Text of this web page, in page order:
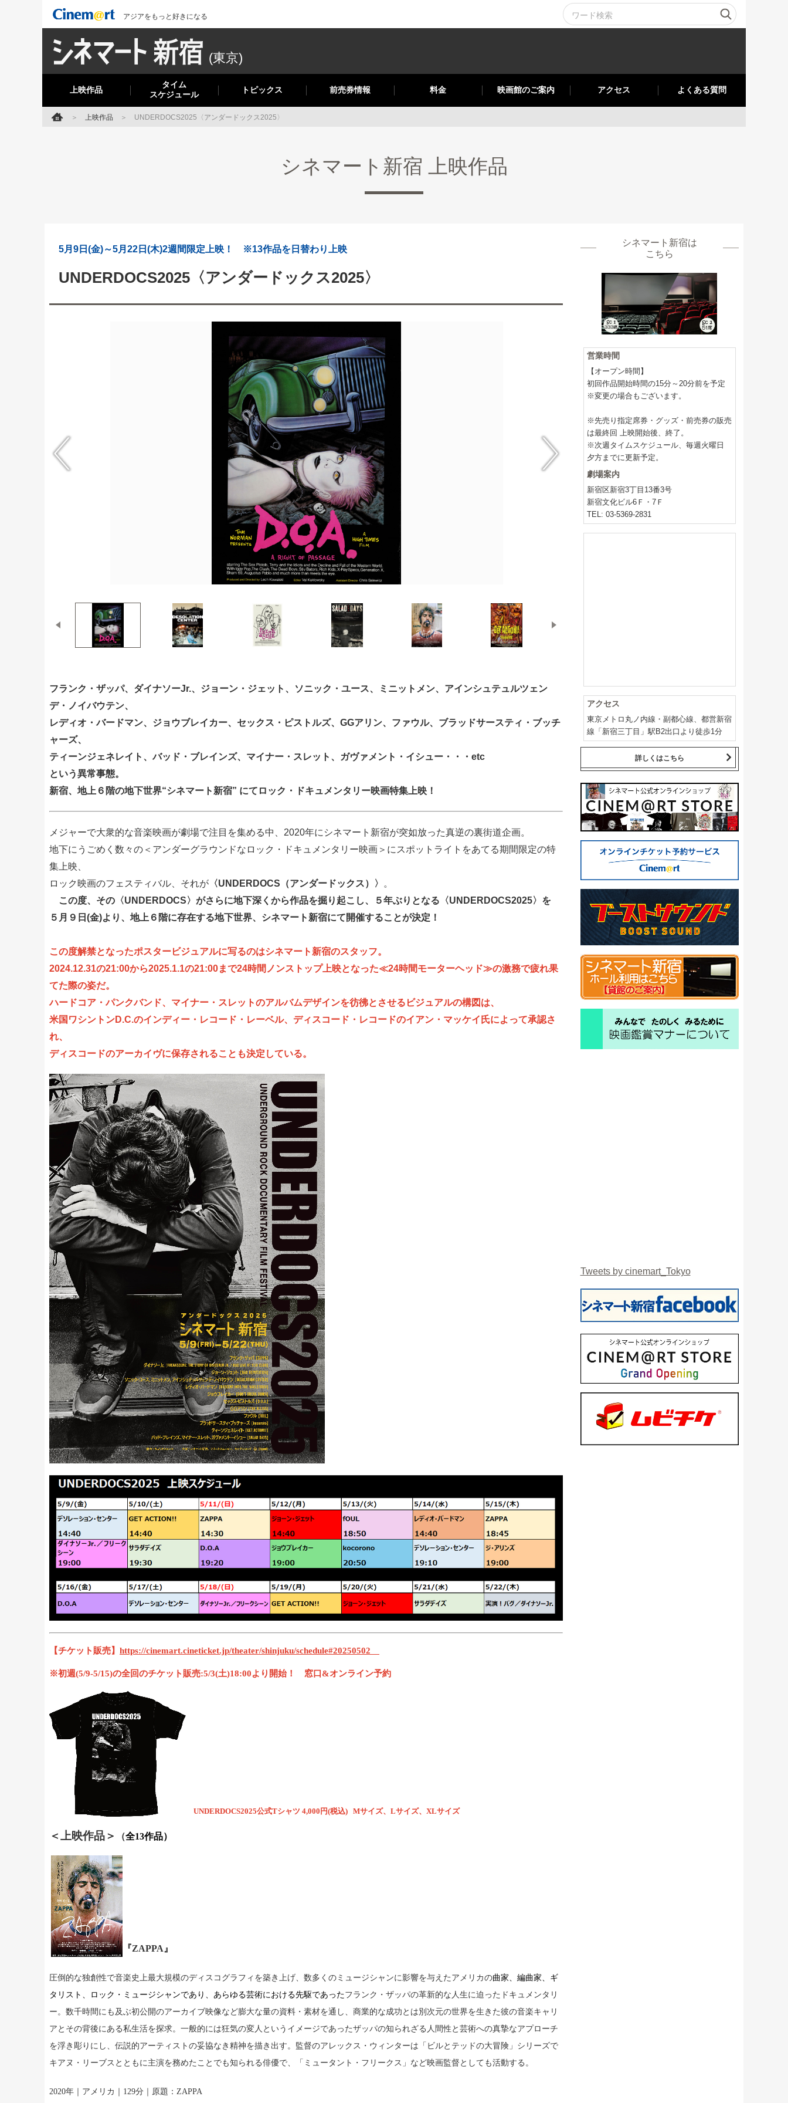
アジアをもっと好きになる
(東京)
上映作品
タイム
スケジュール
トピックス 前売券情報 料金 映画館のご案内 アクセス よくある質問
上映作品 UNDERDOCS2025〈アンダードックス2025〉
シネマート新宿 上映作品
5月9日(金)～5月22日(木)2週間限定上映！ ※13作品を日替わり上映
UNDERDOCS2025〈アンダードックス2025〉
フランク・ザッパ、ダイナソーJr.、ジョーン・ジェット、ソニック・ユース、ミニットメン、アインシュテュルツェン
デ・ノイバウテン、
レディオ・バードマン、ジョウブレイカー、セックス・ピストルズ、GGアリン、ファウル、ブラッドサースティ・ブッチ
ャーズ、
ティーンジェネレイト、バッド・ブレインズ、マイナー・スレット、ガヴァメント・イシュー・・・etc
という異常事態。
新宿、地上６階の地下世界“シネマート新宿” にてロック・ドキュメンタリー映画特集上映！
メジャーで大衆的な音楽映画が劇場で注目を集める中、2020年にシネマート新宿が突如放った真逆の裏街道企画。
地下にうごめく数々の＜アンダーグラウンドなロック・ドキュメンタリー映画＞にスポットライトをあてる期間限定の特
集上映、
ロック映画のフェスティバル、それが 〈UNDERDOCS（アンダードックス）〉
。
この度、その〈UNDERDOCS〉がさらに地下深くから作品を掘り起こし、５年ぶりとなる〈UNDERDOCS2025〉を
５月９日(金)より、地上６階に存在する地下世界、シネマート新宿にて開催することが決定！
この度解禁となったポスタービジュアルに写るのはシネマート新宿のスタッフ。
2024.12.31の21:00から2025.1.1の21:00まで24時間ノンストップ上映となった≪24時間モーターヘッド≫の激務で疲れ果
てた際の姿だ。
ハードコア・パンクバンド、マイナー・スレットのアルバムデザインを彷彿とさせるビジュアルの構図は、
米国ワシントンD.C.のインディー・レコード・レーベル、ディスコード・レコードのイアン・マッケイ氏によって承認さ
れ、
ディスコードのアーカイヴに保存されることも決定している。
【チケット販売】 https://cinemart.cineticket.jp/theater/shinjuku/schedule#20250502
※初週(5/9-5/15)の全回のチケット販売:5/3(土)18:00より開始！ 窓口&オンライン予約
UNDERDOCS2025公式Tシャツ 4,000円(税込) Mサイズ、Lサイズ、XLサイズ
＜上映作品＞ （全13作品）
『ZAPPA 』
圧倒的な独創性で音楽史上最大規模のディスコグラフィを築き上げ、数多くのミュージシャンに影響を与えたアメリカの曲家、編曲家、ギ
タリスト、ロック・ミュージシャンであり、あらゆる芸術における先駆であったフランク・ザッパの革新的な人生に迫ったドキュメンタリ
ー。数千時間にも及ぶ初公開のアーカイブ映像など膨大な量の資料・素材を通し、商業的な成功とは別次元の世界を生きた彼の音楽キャリ
アとその背後にある私生活を探求。一般的には狂気の変人というイメージであったザッパの知られざる人間性と芸術への真摯なアプローチ
を浮き彫りにし、伝説的アーティストの妥協なき精神を描き出す。監督のアレックス・ウィンターは「ビルとテッドの大冒険」シリーズで
キアヌ・リーブスとともに主演を務めたことでも知られる俳優で、「ミュータント・フリークス」など映画監督としても活動する。
2020年｜アメリカ｜ 129分｜原題： ZAPPA
シネマート新宿は
こちら
営業時間
【オープン時間】
初回作品開始時間の15分～20分前を予定
※変更の場合もございます。
※先売り指定席券・グッズ・前売券の販売
は最終回 上映開始後、終了。
※次週タイムスケジュール、毎週火曜日
夕方までに更新予定。
劇場案内
新宿区新宿3丁目13番3号
新宿文化ビル6Ｆ・7Ｆ
TEL: 03-5369-2831
アクセス
東京メトロ丸ノ内線・副都心線、都営新宿
線「新宿三丁目」駅B2出口より徒歩1分
詳しくはこちら
Tweets by cinemart_Tokyo